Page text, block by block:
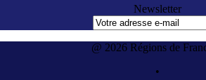
Newsletter
@ 2026 Régions de
•